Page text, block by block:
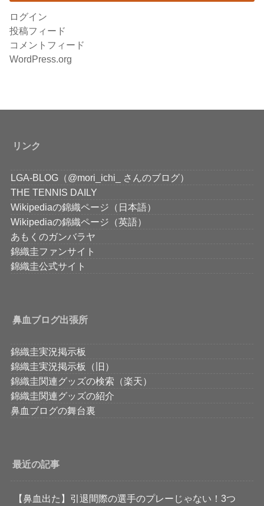
ログイン
投稿フィード
コメントフィード
WordPress.org
リンク
LGA-BLOG（@mori_ichi_ さんのブログ）
THE TENNIS DAILY
Wikipediaの錦織ページ（日本語）
Wikipediaの錦織ページ（英語）
あもくのガンバラヤ
錦織圭ファンサイト
錦織圭公式サイト
鼻血ブログ出張所
錦織圭実況掲示板
錦織圭実況掲示板（旧）
錦織圭関連グッズの検索（楽天）
錦織圭関連グッズの紹介
鼻血ブログの舞台裏
最近の記事
【鼻血出た】引退間際の選手のプレーじゃない！3つ